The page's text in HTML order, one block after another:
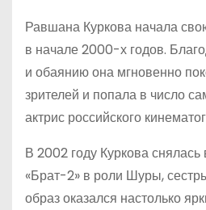
Равшана Куркова начала
в начале 2000-х годов.
и обаянию она мгновенно
зрителей и попала в число
актрис российского
В 2002 году Куркова
«Брат-2» в роли Шуры,
образ оказался настолько